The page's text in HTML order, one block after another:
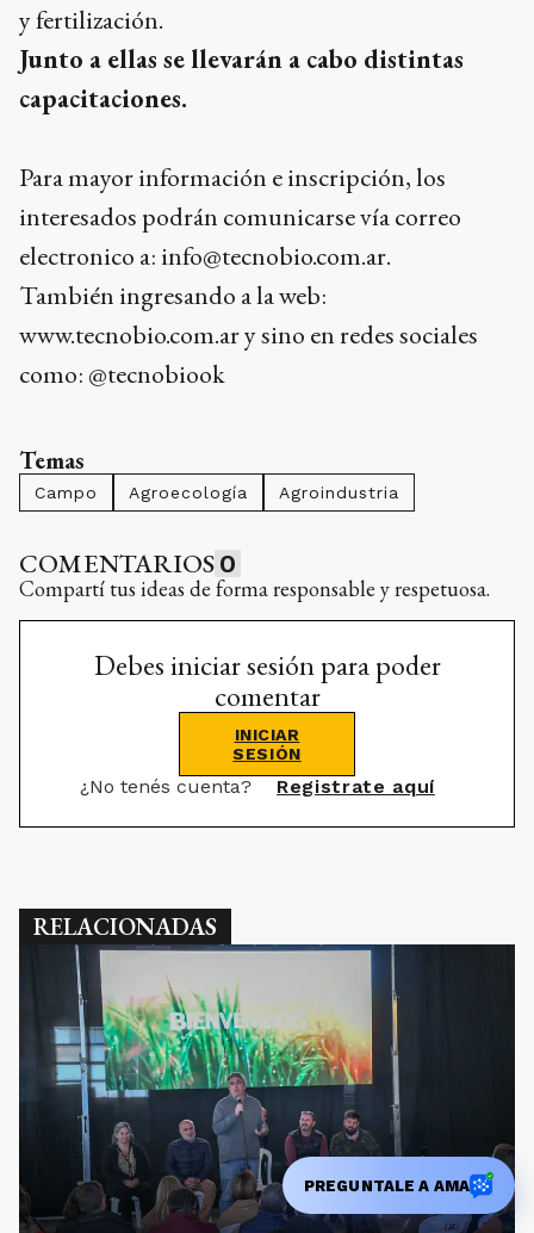
y fertilización.
Junto a ellas se llevarán a cabo distintas
capacitaciones.
Para mayor información e inscripción, los
interesados podrán comunicarse vía correo
electronico a: info@tecnobio.com.ar.
También ingresando a la web:
www.tecnobio.com.ar y sino en redes sociales
como: @tecnobiook
Temas
Campo Agroecología Agroindustria
COMENTARIOS 0
Compartí tus ideas de forma responsable y respetuosa.
Debes iniciar sesión para poder
comentar
INICIAR
SESIÓN
¿No tenés cuenta? Registrate aquí
RELACIONADAS
PREGUNTALE A AMA